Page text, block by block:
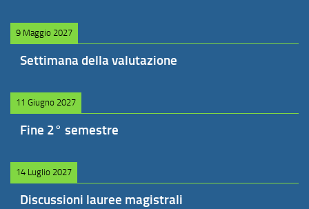
9 Maggio 2027
Settimana della valutazione
11 Giugno 2027
Fine 2° semestre
14 Luglio 2027
Discussioni lauree magistrali